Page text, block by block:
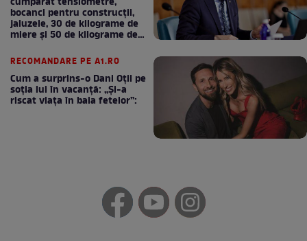
bocanci pentru construcții,
jaluzele, 30 de kilograme de
miere și 50 de kilograme de
RECOMANDARE PE A1.RO
Cum a surprins-o Dani Oțil pe
soția lui în vacanță: „Și-a
riscat viața în baia fetelor”: